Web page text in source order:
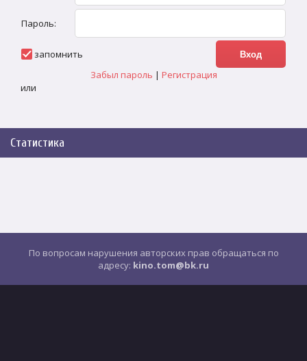
Пароль:
запомнить
Забыл пароль | Регистрация
или
Статистика
По вопросам нарушения авторских прав обращаться по
адресу: kino.tom@bk.ru